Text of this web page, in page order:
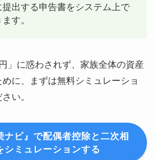
提出する申告書をシステム上で
す。
」に惑わされず、家族全体の資産
に、まずは無料シミュレーショ
い。
ナビ』で配偶者控除と二次相
シミュレーションする